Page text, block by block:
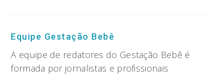
Equipe Gestação Bebê
A equipe de redatores do Gestação Bebê é
formada por jornalistas e profissionais